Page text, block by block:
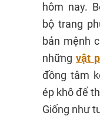
hôm nay.
bộ trang
bản mệnh
nhữngvật
đồng tâm
ép khô để
Giống như